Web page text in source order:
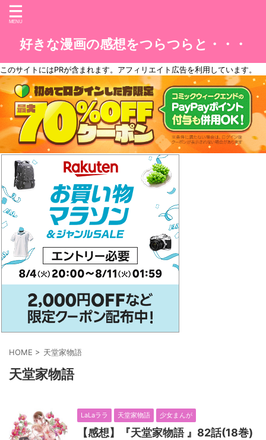
好きな漫画の感想をつらつらと・・・
このサイトにはPRが含まれます。アフィリエイト広告を利用しています。
HOME > 天堂家物語
天堂家物語
LaLaララ 天堂家物語 少女まんが
【感想】『天堂家物語 』82話(18巻)